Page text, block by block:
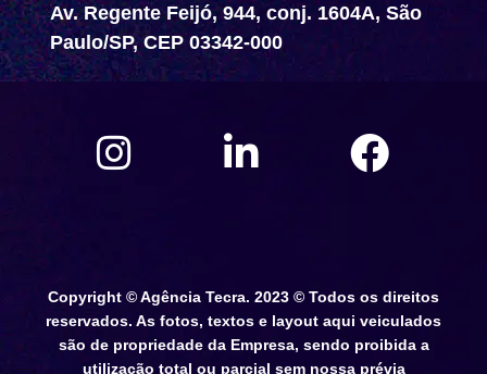
Av. Regente Feijó, 944, conj. 1604A, São
Paulo/SP, CEP 03342-000
Copyright © Agência Tecra. 2023 © Todos os direitos
reservados. As fotos, textos e layout aqui veiculados
são de propriedade da Empresa, sendo proibida a
utilização total ou parcial sem nossa prévia